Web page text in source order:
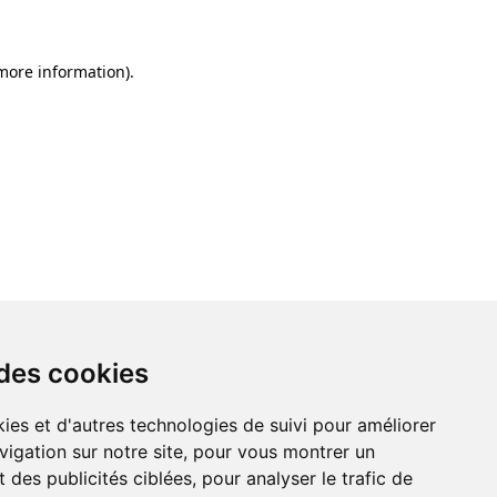
cookies
et d'autres technologies de suivi pour améliorer
sur notre site, pour vous montrer un
des publicités ciblées, pour analyser le trafic de
information).